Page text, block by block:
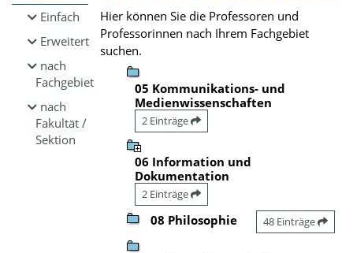
Einfach
Erweitert
nach
Fachgebiet
nach
Fakultät /
Sektion
Hier können Sie die Professoren und
Professorinnen nach Ihrem Fachgebiet
suchen.
05 Kommunikations- und
Medienwissenschaften
2 Einträge
06 Information und
Dokumentation
2 Einträge
08 Philosophie 48 Einträge